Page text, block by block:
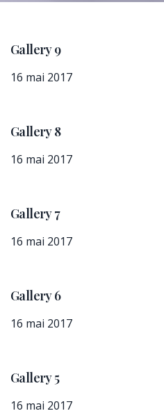
Gallery 9
16 mai 2017
Gallery 8
16 mai 2017
Gallery 7
16 mai 2017
Gallery 6
16 mai 2017
Gallery 5
16 mai 2017